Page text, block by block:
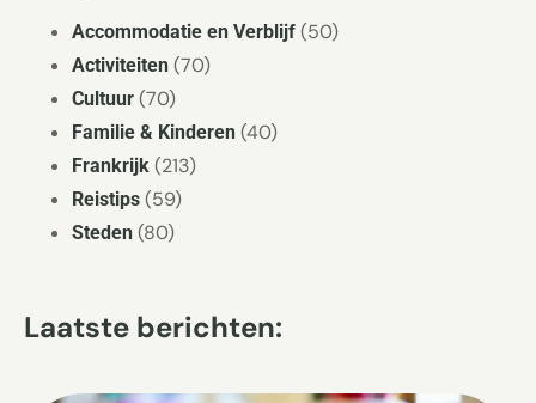
Accommodatie en Verblijf (50)
Activiteiten (70)
Cultuur (70)
Familie & Kinderen (40)
Frankrijk (213)
Reistips (59)
Steden (80)
Laatste berichten: